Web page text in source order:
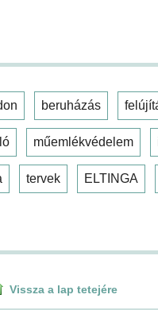
beruházás
műemlékvédelem
tervek ELTINGA
Vissza a lap tetejére